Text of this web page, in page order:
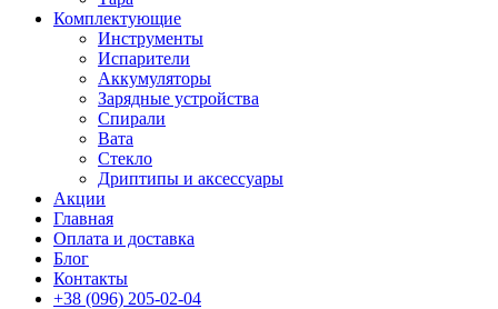
Комплектующие
Инструменты
Испарители
Аккумуляторы
Зарядные устройства
Спирали
Вата
Стекло
Дриптипы и аксессуары
Акции
Главная
Оплата и доставка
Блог
Контакты
+38 (096) 205-02-04